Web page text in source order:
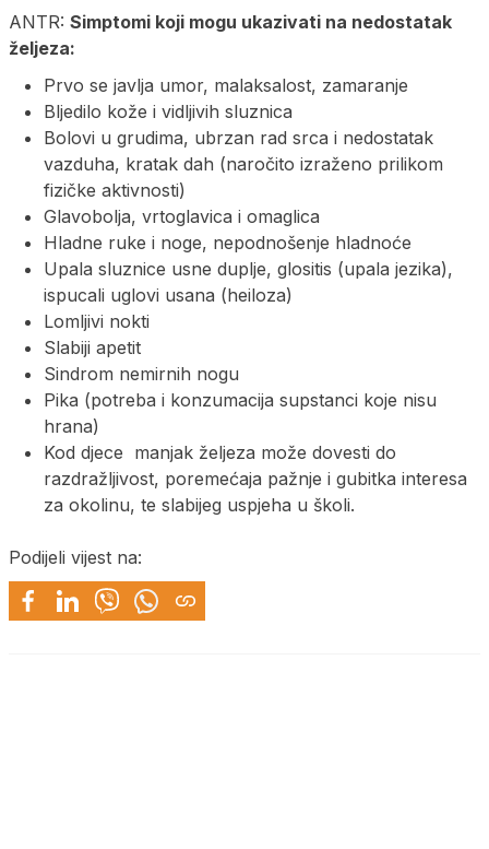
ANTR: Simptomi koji mogu ukazivati na nedostatak
željeza:
Prvo se javlja umor, malaksalost, zamaranje
Bljedilo kože i vidljivih sluznica
Bolovi u grudima, ubrzan rad srca i nedostatak
vazduha, kratak dah (naročito izraženo prilikom
fizičke aktivnosti)
Glavobolja, vrtoglavica i omaglica
Hladne ruke i noge, nepodnošenje hladnoće
Upala sluznice usne duplje, glositis (upala jezika),
ispucali uglovi usana (heiloza)
Lomljivi nokti
Slabiji apetit
Sindrom nemirnih nogu
Pika (potreba i konzumacija supstanci koje nisu
hrana)
Kod djece manjak željeza može dovesti do
razdražljivost, poremećaja pažnje i gubitka interesa
za okolinu, te slabijeg uspjeha u školi.
Podijeli vijest na: